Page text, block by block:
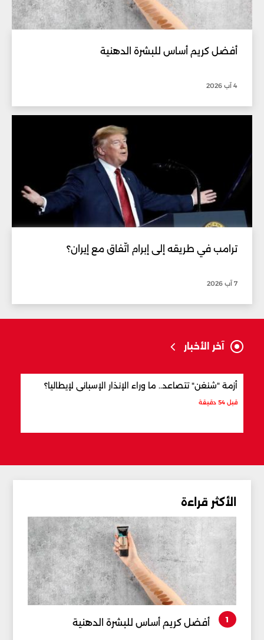
أفضل كريم أساس للبشرة الدهنية
4 آب 2026
ترامب في طريقه إلى إبرام اتّفاق مع إيران؟
7 آب 2026
آخر الأخبار
أزمة "شنغن" تتصاعد.. ما وراء الإنذار الإسباني لإيطاليا؟
قبل 54 دقيقة
الأكثر قراءة
1 أفضل كريم أساس للبشرة الدهنية